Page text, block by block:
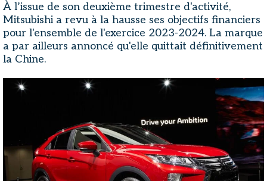
À l’issue de son deuxième trimestre d'activité,
Mitsubishi a revu à la hausse ses objectifs financiers
pour l'ensemble de l'exercice 2023-2024. La marque
a par ailleurs annoncé qu'elle quittait définitivement
la Chine.